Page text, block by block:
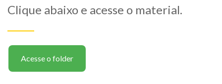
Clique abaixo e acesse o material.
Acesse o folder